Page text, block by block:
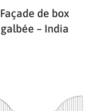
Façade de box
galbée – India